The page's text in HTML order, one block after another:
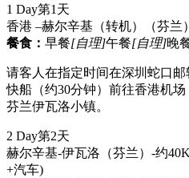
1 Day第1天
香港 –赫尔辛基（转机）（芬兰）
餐食： 早餐[自理]午餐[自理]晚
请客人在指定时间在深圳蛇口
快船（约30分钟）前往香港机
芬兰伊瓦洛小镇。
2 Day第2天
赫尔辛基-伊瓦洛（芬兰）-约
+汽车)